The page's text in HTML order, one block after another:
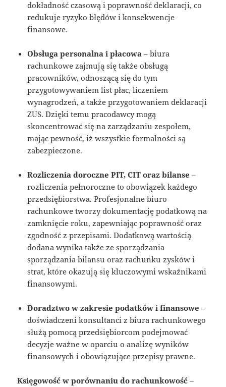
dokładność czasową i poprawność deklaracji, co
redukuje ryzyko błędów i konsekwencje
finansowe.
Obsługa personalna i płacowa – biura
rachunkowe zajmują się także obsługą
pracowników, odnoszącą się do tym
przygotowywaniem list płac, liczeniem
wynagrodzeń, a także przygotowaniem deklaracji
ZUS. Dzięki temu pracodawcy mogą
skoncentrować się na zarządzaniu zespołem,
mając pewność, iż wszystkie formalności są
zabezpieczone.
Rozliczenia doroczne PIT, CIT oraz bilanse –
rozliczenia pełnoroczne to obowiązek każdego
przedsiębiorstwa. Profesjonalne biuro
rachunkowe tworzy dokumentację podatkową na
zamknięcie roku, zapewniając poprawność oraz
zgodność z przepisami. Dodatkową wartością
dodana wynika także ze sporządzania
sporządzania bilansu oraz rachunku zysków i
strat, które okazują się kluczowymi wskaźnikami
finansowymi.
Doradztwo w zakresie podatków i finansowe –
doświadczeni konsultanci z biura rachunkowego
służą pomocą przedsiębiorcom podejmować
decyzje ważne w oparciu o analizę wyników
finansowych i obowiązujące przepisy prawne.
Księgowość w porównaniu do rachunkowość –